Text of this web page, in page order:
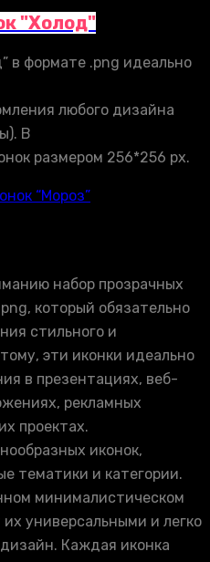
"Холод"
в формате .png идеально
любого дизайна
В
размером 256*256 px.
“Мороз”
набор прозрачных
который обязательно
стильного и
эти иконки идеально
в презентациях, веб-
рекламных
проектах.
иконок,
тематики и категории.
минималистическом
универсальными и легко
Каждая иконка